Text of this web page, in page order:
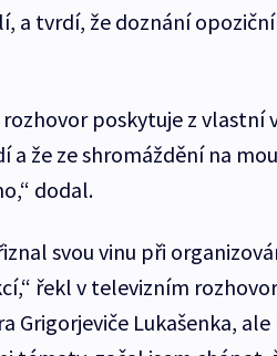
a tvrdí, že doznání
poskytuje z vlastní
a že ze shromáždění na
dodal.
svou vinu při
řekl v televizním
Grigorjeviče Lukašenka, ale